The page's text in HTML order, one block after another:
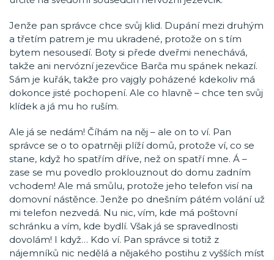
Jenže pan správce chce svůj klid. Dupání mezi druhým
a třetím patrem je mu ukradené, protože on s tím
bytem nesousedí. Boty si přede dveřmi nenechává,
takže ani nervózní jezevčice Barča mu spánek nekazí.
Sám je kuřák, takže pro vajgly poházené kdekoliv má
dokonce jisté pochopení. Ale co hlavně – chce ten svůj
klídek a já mu ho ruším.
Ale já se nedám! Číhám na něj – ale on to ví. Pan
správce se o to opatrněji plíží domů, protože ví, co se
stane, když ho spatřím dříve, než on spatří mne. Á –
zase se mu povedlo proklouznout do domu zadním
vchodem! Ale má smůlu, protože jeho telefon visí na
domovní nástěnce. Jenže po dnešním pátém volání už
mi telefon nezvedá. Nu nic, vím, kde má poštovní
schránku a vím, kde bydlí. Však já se spravedlnosti
dovolám! I když… Kdo ví. Pan správce si totiž z
nájemníků nic nedělá a nějakého postihu z vyšších míst